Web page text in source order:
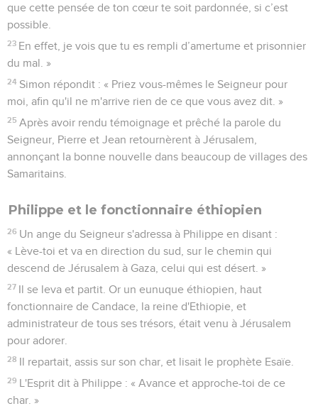
que cette pensée de ton cœur te soit pardonnée, si c’est
possible.
23 En effet, je vois que tu es rempli d’amertume et prisonnier
du mal. »
24 Simon répondit : « Priez vous-mêmes le Seigneur pour
moi, afin qu'il ne m'arrive rien de ce que vous avez dit. »
25 Après avoir rendu témoignage et prêché la parole du
Seigneur, Pierre et Jean retournèrent à Jérusalem,
annonçant la bonne nouvelle dans beaucoup de villages des
Samaritains.
Philippe et le fonctionnaire éthiopien
26 Un ange du Seigneur s'adressa à Philippe en disant :
« Lève-toi et va en direction du sud, sur le chemin qui
descend de Jérusalem à Gaza, celui qui est désert. »
27 Il se leva et partit. Or un eunuque éthiopien, haut
fonctionnaire de Candace, la reine d'Ethiopie, et
administrateur de tous ses trésors, était venu à Jérusalem
pour adorer.
28 Il repartait, assis sur son char, et lisait le prophète Esaïe.
29 L'Esprit dit à Philippe : « Avance et approche-toi de ce
char. »